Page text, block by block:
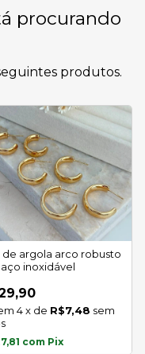
procurando
produtos.
de argola arco robusto
inoxidável
4x de R$7,48 sem
com Pix